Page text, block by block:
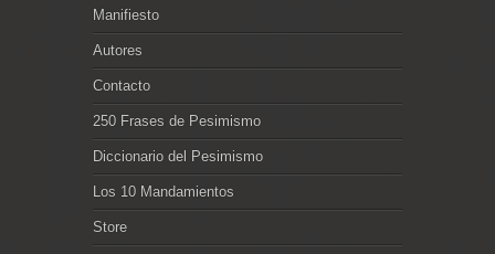
Manifiesto
Autores
Contacto
250 Frases de Pesimismo
Diccionario del Pesimismo
Los 10 Mandamientos
Store